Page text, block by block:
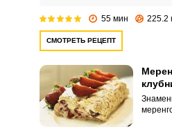
по
55 мин 225.2
СМОТРЕТЬ РЕЦЕПТ